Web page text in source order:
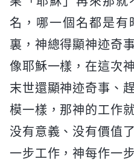
名，哪一個名都是有
裏，神總得顯神迹奇
像耶穌一樣，在這次
末世還顯神迹奇事、
模一樣，那神的工作
没有意義、没有價值
一步工作，神每作一